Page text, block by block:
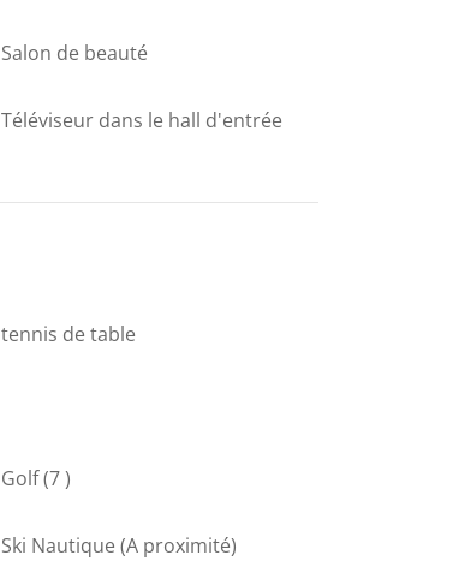
Salon de beauté
Téléviseur dans le hall d'entrée
tennis de table
Golf(7 )
Ski Nautique (A proximité)